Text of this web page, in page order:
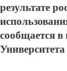
результате
сообщается в